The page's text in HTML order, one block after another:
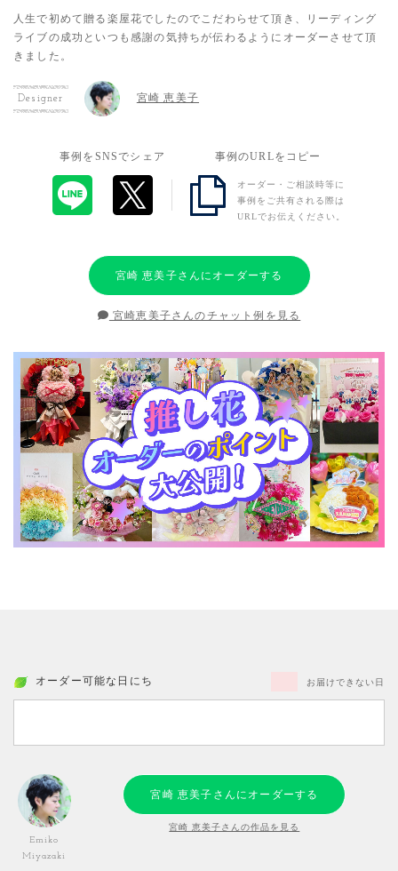
人生で初めて贈る楽屋花でしたのでこだわらせて頂き、リーディング
ライブの成功といつも感謝の気持ちが伝わるようにオーダーさせて頂
きました。
Designer 宮崎 恵美子
事例をSNSでシェア 事例のURLをコピー
オーダー・ご相談時等に
事例をご共有される際は
URLでお伝えください。
宮崎 恵美子さんにオーダーする
宮崎恵美子さんのチャット例を見る
オーダー可能な日にち お届けできない日
Emiko
Miyazaki
宮崎 恵美子さんにオーダーする
宮崎 恵美子さんの作品を見る